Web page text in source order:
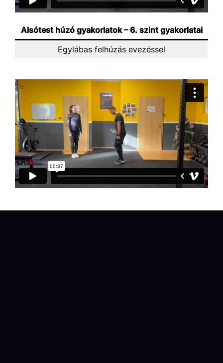
Alsótest húzó gyakorlatok – 6. szint gyakorlatai
Egylábas felhúzás evezéssel